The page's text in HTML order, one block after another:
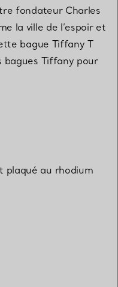
fondateur Charles
la ville de l’espoir et
bague Tiffany T
bagues Tiffany pour
plaqué au rhodium